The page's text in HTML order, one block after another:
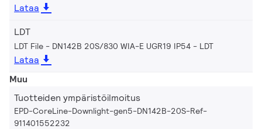
Lataa
LDT
LDT File - DN142B 20S/830 WIA-E UGR19 IP54 LDT
Lataa
Muu
Tuotteiden ympäristöilmoitus
EPD-CoreLine-Downlight-gen5-DN142B-20S-Ref-
911401552232